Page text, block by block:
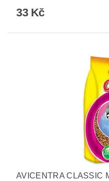
33 Kč
AVICENTRA CLASSIC